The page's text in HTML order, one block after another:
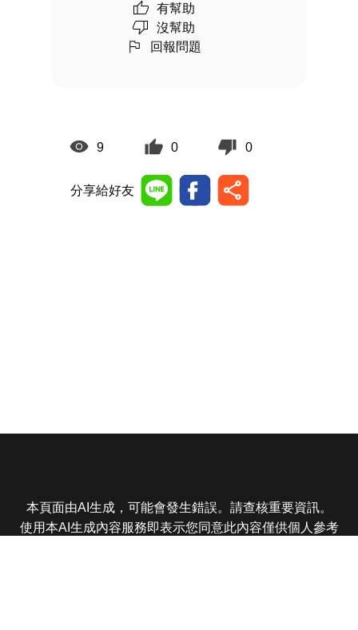
有幫助
沒幫助
回報問題
9 0 0
分享給好友
本頁面由AI生成，可能會發生錯誤。請查核重要資訊。
使用本AI生成內容服務即表示您同意此內容僅供個人參考